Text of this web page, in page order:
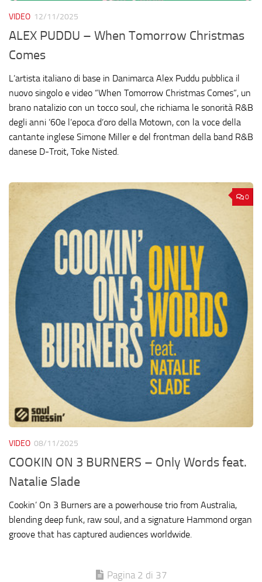
VIDEO 12/11/2025
ALEX PUDDU – When Tomorrow Christmas
Comes
L’artista italiano di base in Danimarca Alex Puddu pubblica il
nuovo singolo e video “When Tomorrow Christmas Comes”, un
brano natalizio con un tocco soul, che richiama le sonorità R&B
degli anni ’60e l’epoca d’oro della Motown, con la voce della
cantante inglese Simone Miller e del frontman della band R&B
danese D-Troit, Toke Nisted.
0
VIDEO 08/11/2025
COOKIN ON 3 BURNERS – Only Words feat.
Natalie Slade
Cookin’ On 3 Burners are a powerhouse trio from Australia,
blending deep funk, raw soul, and a signature Hammond organ
groove that has captured audiences worldwide.
Pagina 2 di 37